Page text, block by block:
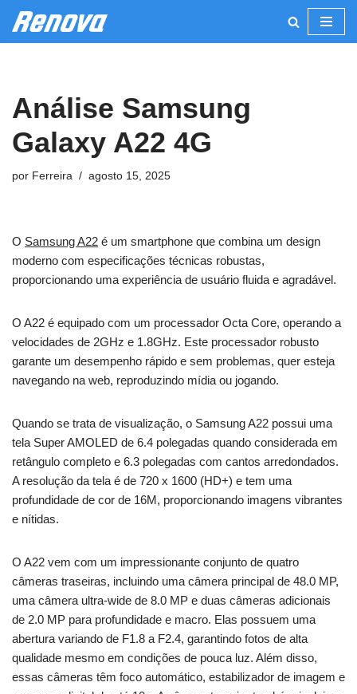
Pular
conteúdo
Análise Samsung
Galaxy A22 4G
por Ferreira agosto 15, 2025
O Samsung A22 é um smartphone que combina um design
moderno com especificações técnicas robustas,
proporcionando uma experiência de usuário fluida e agradável.
O A22 é equipado com um processador Octa Core, operando a
velocidades de 2GHz e 1.8GHz. Este processador robusto
garante um desempenho rápido e sem problemas, quer esteja
navegando na web, reproduzindo mídia ou jogando.
Quando se trata de visualização, o Samsung A22 possui uma
tela Super AMOLED de 6.4 polegadas quando considerada em
retângulo completo e 6.3 polegadas com cantos arredondados.
A resolução da tela é de 720 x 1600 (HD+) e tem uma
profundidade de cor de 16M, proporcionando imagens vibrantes
e nítidas.
O A22 vem com um impressionante conjunto de quatro
câmeras traseiras, incluindo uma câmera principal de 48.0 MP,
uma câmera ultra-wide de 8.0 MP e duas câmeras adicionais
de 2.0 MP para profundidade e macro. Elas possuem uma
abertura variando de F1.8 a F2.4, garantindo fotos de alta
qualidade mesmo em condições de pouca luz. Além disso,
essas câmeras têm foco automático, estabilizador de imagem e